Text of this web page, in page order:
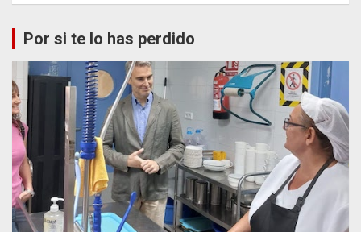
Por si te lo has perdido